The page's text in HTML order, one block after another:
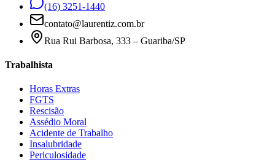
(16) 3251-1440
contato@laurentiz.com.br
Rua Rui Barbosa, 333 – Guariba/SP
Trabalhista
Horas Extras
FGTS
Rescisão
Assédio Moral
Acidente de Trabalho
Insalubridade
Periculosidade